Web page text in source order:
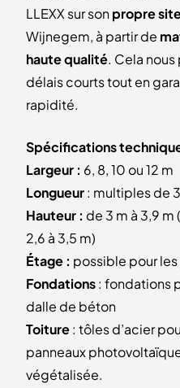
LLEXX sur sonpropre
Wijnegem, à partir de
haute qualité. Cela
délais courts tout en
rapidité.
Spécifications
Largeur : 6, 8, 10 ou 12 m
Longueur: multiples de
Hauteur : de 3 m à 3,9
2,6 à 3,5 m)
Étage : possible pour
Fondations: fondations
dalle de béton
Toiture: tôles d’acier
panneaux
végétalisée.